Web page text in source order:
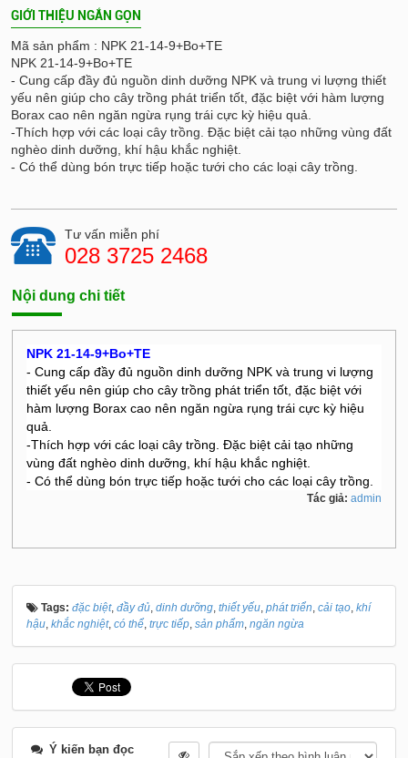
GIỚI THIỆU NGẮN GỌN
Mã sản phẩm : NPK 21-14-9+Bo+TE
NPK 21-14-9+Bo+TE
- Cung cấp đầy đủ nguồn dinh dưỡng NPK và trung vi lượng thiết
yếu nên giúp cho cây trồng phát triển tốt, đặc biệt với hàm lượng
Borax cao nên ngăn ngừa rụng trái cực kỳ hiệu quả.
-Thích hợp với các loại cây trồng. Đặc biệt cải tạo những vùng đất
nghèo dinh dưỡng, khí hậu khắc nghiệt.
- Có thể dùng bón trực tiếp hoặc tưới cho các loại cây trồng.
Tư vấn miễn phí
028 3725 2468
Nội dung chi tiết
NPK 21-14-9+Bo+TE
- Cung cấp đầy đủ nguồn dinh dưỡng NPK và trung vi lượng
thiết yếu nên giúp cho cây trồng phát triển tốt, đặc biệt với
hàm lượng Borax cao nên ngăn ngừa rụng trái cực kỳ hiệu
quả.
-Thích hợp với các loại cây trồng. Đặc biệt cải tạo những
vùng đất nghèo dinh dưỡng, khí hậu khắc nghiệt.
- Có thể dùng bón trực tiếp hoặc tưới cho các loại cây trồng.
Tác giả: admin
Tags: đặc biệt, đầy đủ, dinh dưỡng, thiết yếu, phát triển, cải tạo, khí
hậu, khắc nghiệt, có thể, trực tiếp, sản phẩm, ngăn ngừa
Ý kiến bạn đọc